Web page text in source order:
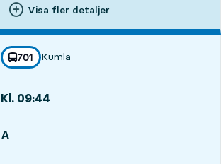
Visa fler detaljer
linje
701
mot
Kumla
,
Kl. 09:44
A